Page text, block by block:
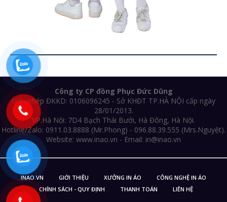
Công ty CP đồng Phục Đức Dũng
Giấy phép ĐKKD: 0106096245 - Sở KHĐT TP.HÀ NỘI cấp ngày
28/01/2013.
VP.Hà Nội: 7D4 Bạch Thái Bưởi, Hà Đông, Hà Nội.
Hotline/Zalo: 0911.03.8888 (Mr.Phong) - 096.88.39.555 (Mrs.Nguyệt).
Website: www.inao.vn - Email: in@inao.vn
INAO.VN GIỚI THIỆU XƯỞNG IN ÁO
CÔNG NGHỆ IN ÁO
CHÍNH SÁCH - QUY ĐỊNH
THANH TOÁN LIÊN HỆ